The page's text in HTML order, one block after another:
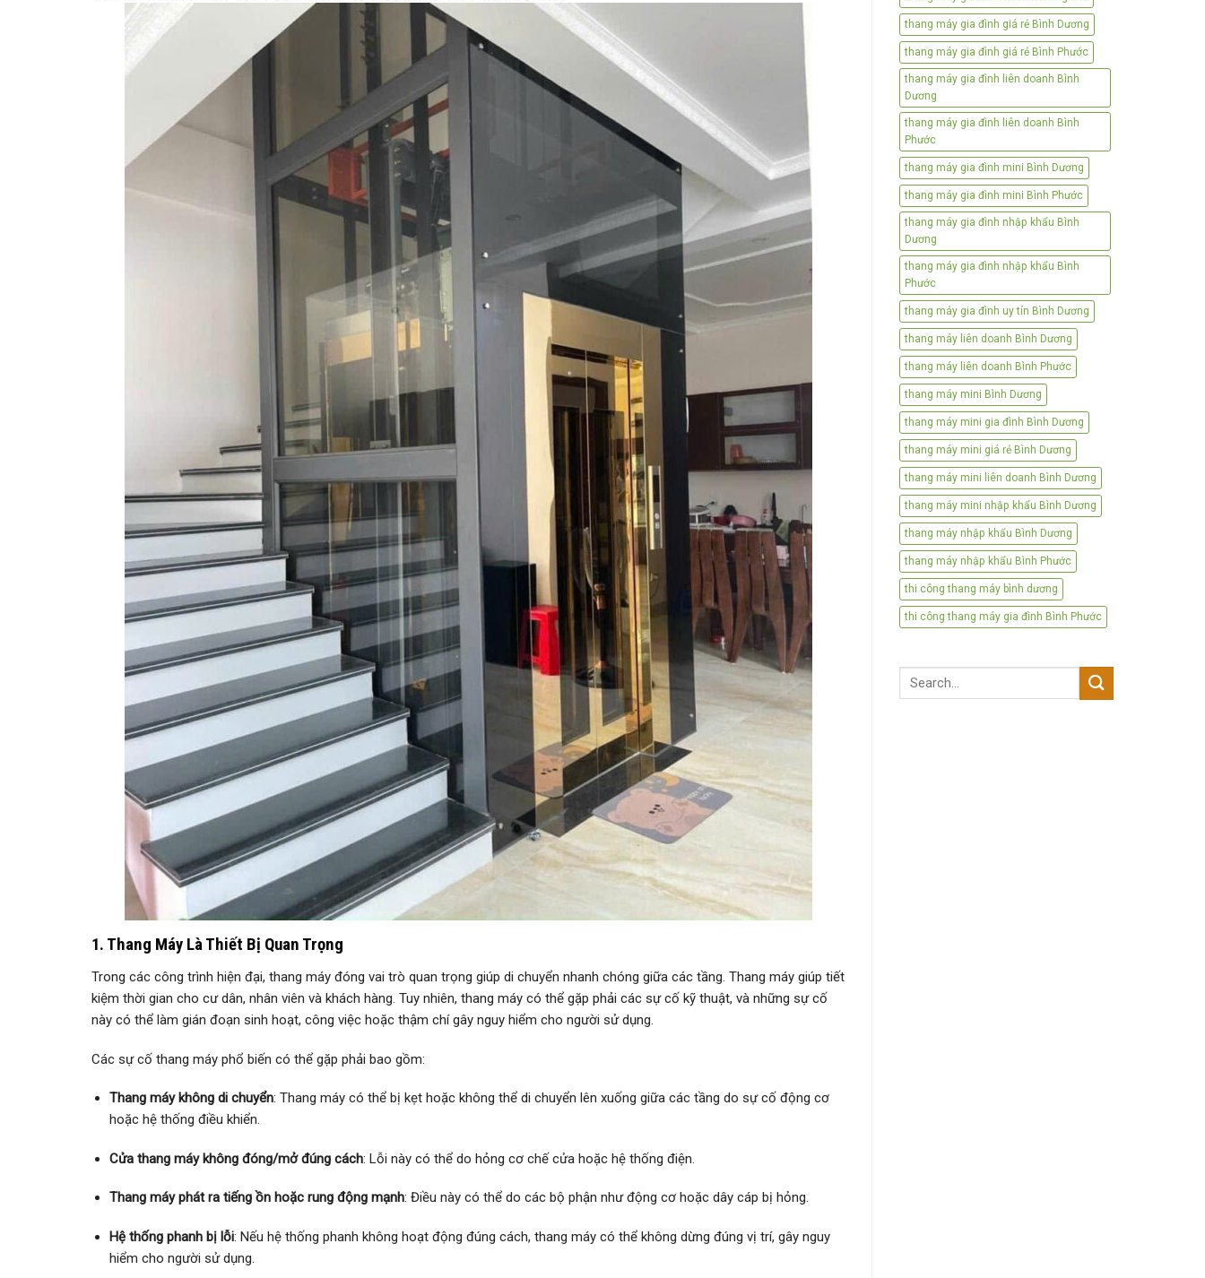
1. Thang Máy Là Thiết Bị Quan Trọng
Trong các công trình hiện đại, thang máy đóng vai trò quan trọng giúp di chuyển nhanh chóng giữa các tầng. Thang máy giúp tiết
kiệm thời gian cho cư dân, nhân viên và khách hàng. Tuy nhiên, thang máy có thể gặp phải các sự cố kỹ thuật, và những sự cố
này có thể làm gián đoạn sinh hoạt, công việc hoặc thậm chí gây nguy hiểm cho người sử dụng.
Các sự cố thang máy phổ biến có thể gặp phải bao gồm:
Thang máy không di chuyển: Thang máy có thể bị kẹt hoặc không thể di chuyển lên xuống giữa các tầng do sự cố động cơ
hoặc hệ thống điều khiển.
Cửa thang máy không đóng/mở đúng cách: Lỗi này có thể do hỏng cơ chế cửa hoặc hệ thống điện.
Thang máy phát ra tiếng ồn hoặc rung động mạnh: Điều này có thể do các bộ phận như động cơ hoặc dây cáp bị hỏng.
Hệ thống phanh bị lỗi: Nếu hệ thống phanh không hoạt động đúng cách, thang máy có thể không dừng đúng vị trí, gây nguy
hiểm cho người sử dụng.
thang máy gia đình giá rẻ Bình Dương
thang máy gia đình giá rẻ Bình Phước
thang máy gia đình liên doanh Bình
Dương
thang máy gia đình liên doanh Bình
Phước
thang máy gia đình mini Bình Dương
thang máy gia đình mini Bình Phước
thang máy gia đình nhập khẩu Bình
Dương
thang máy gia đình nhập khẩu Bình
Phước
thang máy gia đình uy tín Bình Dương
thang máy liên doanh Bình Dương
thang máy liên doanh Bình Phước
thang máy mini Bình Dương
thang máy mini gia đình Bình Dương
thang máy mini giá rẻ Bình Dương
thang máy mini liên doanh Bình Dương
thang máy mini nhập khẩu Bình Dương
thang máy nhập khẩu Bình Dương
thang máy nhập khẩu Bình Phước
thi công thang máy bình dương
thi công thang máy gia đình Bình Phước
Search